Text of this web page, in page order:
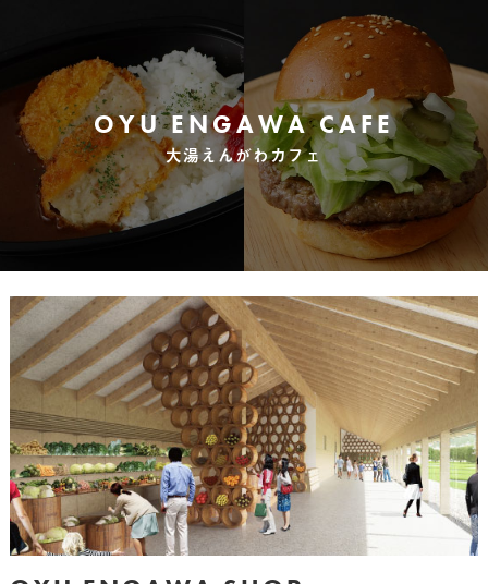
OYU ENGAWA CAFE
大湯えんがわカフェ